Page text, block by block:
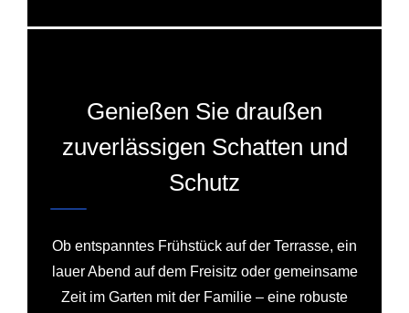
Genießen Sie draußen
zuverlässigen Schatten und
Schutz
Ob entspanntes Frühstück auf der Terrasse, ein
lauer Abend auf dem Freisitz oder gemeinsame
Zeit im Garten mit der Familie – eine robuste